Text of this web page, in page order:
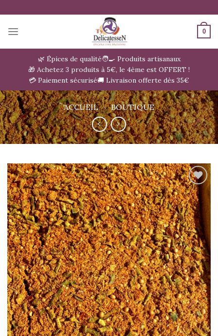
au
contenu
0
🌿 Épices de qualité🧑‍🍳 Produits artisanaux
🎁 Achetez 3 produits à 5€, le 4ème est OFFERT !
💳 Paiement sécurisé🚚 Livraison offerte dès 35€
ACCUEIL » BOUTIQUE
Ajouter
à la liste
d’envies